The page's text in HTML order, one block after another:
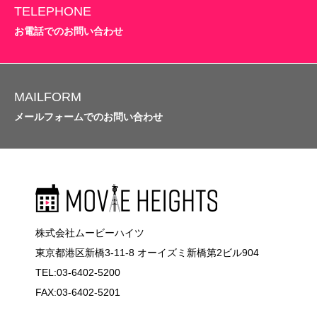
TELEPHONE
お電話でのお問い合わせ
MAILFORM
メールフォームでのお問い合わせ
株式会社ムービーハイツ
東京都港区新橋3-11-8 オーイズミ新橋第2ビル904
TEL:03-6402-5200
FAX:03-6402-5201